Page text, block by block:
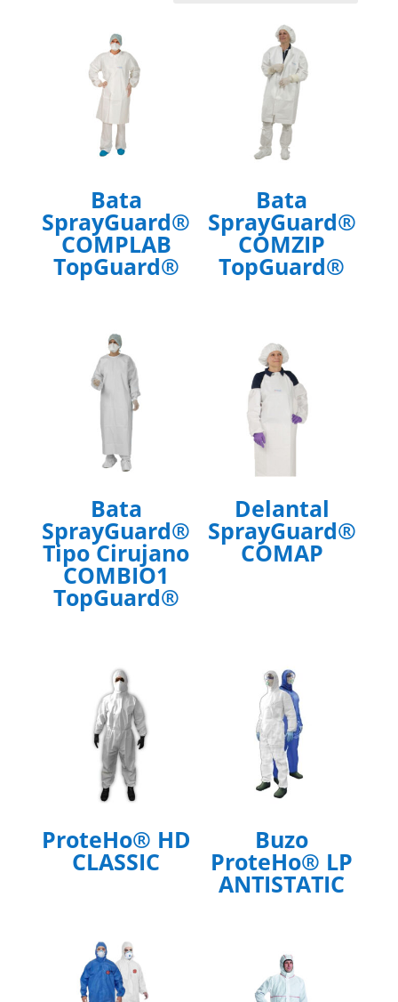
Bata
SprayGuard®
COMPLAB
TopGuard®
Bata
SprayGuard®
COMZIP
TopGuard®
Bata
SprayGuard®
Tipo Cirujano
COMBIO1
TopGuard®
Delantal
SprayGuard®
COMAP
ProteHo® HD
CLASSIC
Buzo
ProteHo® LP
ANTISTATIC